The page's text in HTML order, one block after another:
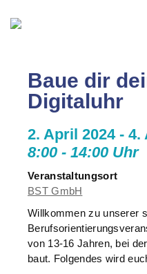
Baue dir
Digitaluhr
2. April 2024 - 4.
8:00 - 14:00 Uhr
Veranstaltungsort
BST GmbH
Willkommen zu unserer
von 13-16 Jahren, bei
baut. Folgendes wird